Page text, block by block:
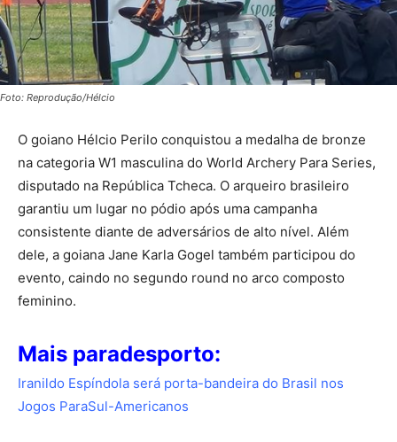
Foto: Reprodução/Hélcio
O goiano Hélcio Perilo conquistou a medalha de bronze
na categoria W1 masculina do World Archery Para Series,
disputado na República Tcheca. O arqueiro brasileiro
garantiu um lugar no pódio após uma campanha
consistente diante de adversários de alto nível. Além
dele, a goiana Jane Karla Gogel também participou do
evento, caindo no segundo round no arco composto
feminino.
Mais paradesporto:
Iranildo Espíndola será porta-bandeira do Brasil nos
Jogos ParaSul-Americanos